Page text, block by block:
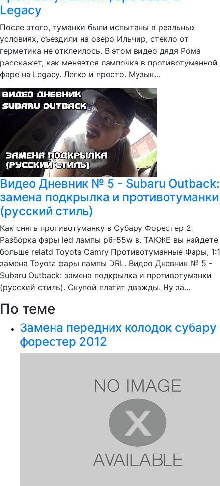
Legacy
После этого, туманки были испытаны в реальных
условиях, съездили на озеро Ильчир, стекло от
герметика не отклеилось. В этом видео дядя Рома
расскажет, как меняется лампочка в противотуманной
фаре на Legacy. Легко и просто. Музык...
Видео Дневник № 5 - Subaru Outback:
замена подкрылка и противотуманки
(русский стиль)
Как снять противотуманку в Субару Форестер 2
Разборка фары led лампы p6-55w в. ТАКЖЕ вы найдете
больше relatd Toyota Camry Противотуманные Фары, 1:1
замена Toyota фары лампы DRL. Видео Дневник № 5 -
Subaru Outback: замена подкрылка и противотуманки
(русский стиль). Скупой платит дважды. Ну за...
По теме
Замена передних колодок субару
форестер 2012